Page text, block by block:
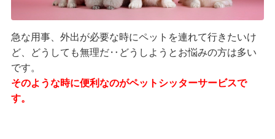
急な用事、外出が必要な時にペットを連れて行きたいけ
ど、どうしても無理だ‥どうしようとお悩みの方は多い
です。
そのような時に便利なのがペットシッターサービスで
す。